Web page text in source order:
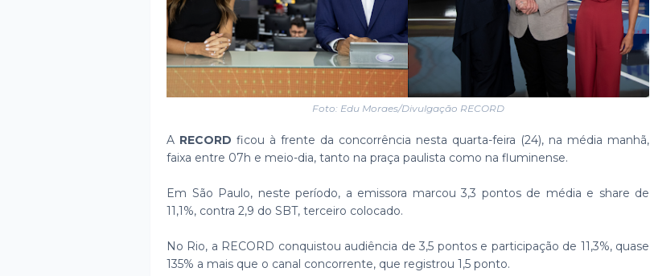
Foto: Edu Moraes/Divulgação RECORD
A RECORD ficou à frente da concorrência nesta quarta-feira (24), na média manhã,
faixa entre 07h e meio-dia, tanto na praça paulista como na fluminense.
Em São Paulo, neste período, a emissora marcou 3,3 pontos de média e share de
11,1%, contra 2,9 do SBT, terceiro colocado.
No Rio, a RECORD conquistou audiência de 3,5 pontos e participação de 11,3%, quase
135% a mais que o canal concorrente, que registrou 1,5 ponto.